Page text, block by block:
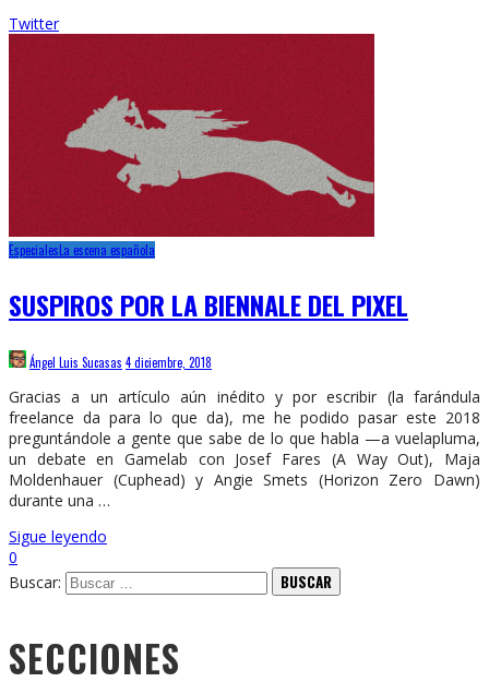
Twitter
EspecialesLa escena española
SUSPIROS POR LA BIENNALE DEL PIXEL
Ángel Luis Sucasas 4 diciembre, 2018
Gracias a un artículo aún inédito y por escribir (la farándula
freelance da para lo que da), me he podido pasar este 2018
preguntándole a gente que sabe de lo que habla —a vuelapluma,
un debate en Gamelab con Josef Fares (A Way Out), Maja
Moldenhauer (Cuphead) y Angie Smets (Horizon Zero Dawn)
durante una …
Sigue leyendo
0
Buscar:
SECCIONES